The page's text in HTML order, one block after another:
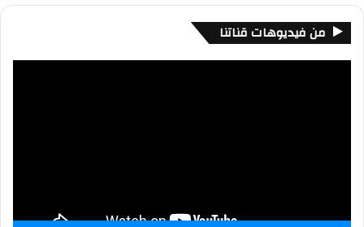
من فيديوهات قناتنا